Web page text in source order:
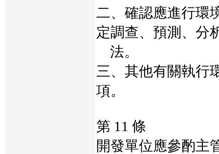
二、確認應進行環
定調查、預測、分
法。
三、其他有關執行
項。
第 11 條
開發單位應參酌主